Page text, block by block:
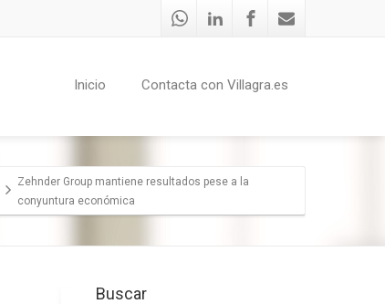
Inicio Contacta con Villagra.es
Zehnder Group mantiene resultados pese a la
conyuntura económica
Buscar